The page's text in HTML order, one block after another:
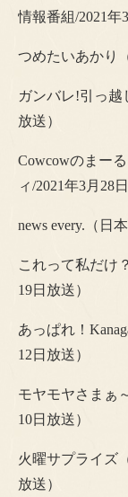
情報番組/2021年
つめたいあかり
ガンバレ!引っ越
放送）
Cowcowのまー
ィ/2021年3月28
news every.（日
これって私だけ
19日放送）
あっぱれ！
12日放送）
モヤモヤさまぁ
10日放送）
火曜サプライズ
放送）